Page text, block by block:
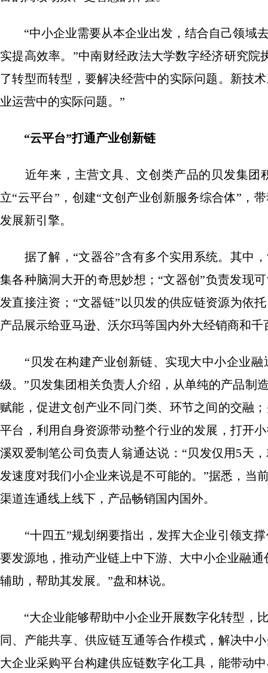
“中小企业需要从本企业出发，结合自己领域
实提高效率。”中南财经政法大学数字经济研究
了转型而转型，要解决经营中的实际问题。新技
业运营中的实际问题。”
“云平台”打通产业创新链
近年来，主营文具、文创类产品的贝发集团
立“云平台”，创建“文创产业创新服务综合体”，
发展新引擎。
据了解，“文器谷”含有多个实用系统。其中，
集各种脑洞大开的奇思妙想；“文器创”负责发现
发直接注资；“文器链”以贝发的供应链资源为依
产品展示给亚马逊、沃尔玛等国内外大经销商和千
“贝发在构建产业创新链、实现大中小企业融
级。”贝发集团相关负责人介绍，从单纯的产品制
赋能，促进文创产业不同门类、环节之间的交融
平台，利用自身资源带动整个行业的发展，打开
溪双爱制笔公司负责人翁通达说：“贝发仅用5天
发速度对我们小企业来说是不可能的。”据悉，当
渠道连通线上线下，产品畅销国内国外。
“十四五”规划纲要指出，发挥大企业引领支撑
要发源地，推动产业链上中下游、大中小企业融
辅助，帮助其发展。”盘和林说。
“大企业能够帮助中小企业开展数字化转型，
同、产能共享、供应链互通等合作模式，解决中
大企业采购平台构建供应链数字化工具，能带动